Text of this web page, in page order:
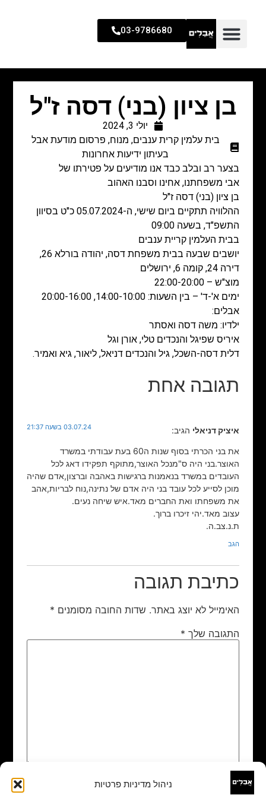
ניהול מדיניות פרטיות
03-9786680
בן ציון (בני) דסה ז"ל
יולי 3, 2024
בית עלמין קרית ענבים, מנוח, פרסום מודעת אבל
בעיתון ידיעות אחרונות
בצער רב ובלב כבד אנו מודיעים על פטירתו של
אבי משפחתנו, אחינו וסבנו האהוב
בן ציון (בני) דסה ז"ל
ההלוויה תתקיים ביום שישי, ה-05.07.2024 כ"ט בסיוון
התשפ"ד, בשעה 09:00
בבית העלמין קריית ענבים
יושבים שבעה בבית משפחת דסה, יהודה בורלא 26,
דירה 24, קומה 6, ירושלים
מוצ"ש – 22:00-20:00
ימים א'-ד' – בין השעות: 14:00-10:00, 20:00-16:00
אבלים:
ילדיו: משה דסה ואסתר
איריס שפיגל והנכדים טלי, אורן וגל
דלית דסה-השכל, גיל והנכדים דניאל, ליאור, גיא ואמיר.
תגובה אחת
איציק דניאלי הגיב: 03.07.24 בשעה 21:37
את בני הכרתי בסוף שנות ה60 בעת עבודתי במשרד
האוצר.בני היה ס"מנכל האוצר,מתוקף תפקידו דאג לכל
העובדים במשרד בנאמנות ברגישות באהבה וברצון,אדם שהיה
מוכן לסייע לכל עובד בני היה אדם של נתינה,נוח לבריות,אהב
את משפחתו ואת החברים מאד.איש שיחה נעים.
עצוב מאד.יהי זיכרו ברוך.
ת.נ.צב.ה.
הגב
כתיבת תגובה
האימייל לא יוצג באתר. שדות החובה מסומנים *
התגובה שלך *
שם